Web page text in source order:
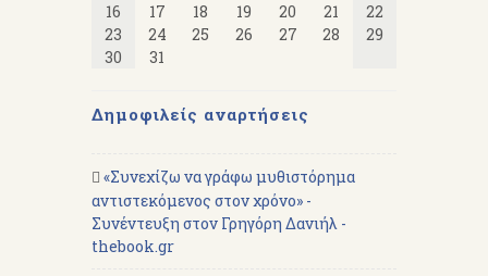
16
17 18 19 20 21
22
23
24 25 26 27 28
29
30
31
Δημοφιλείς αναρτήσεις
«Συνεχίζω να γράφω μυθιστόρημα
αντιστεκόμενος στον χρόνο» -
Συνέντευξη στον Γρηγόρη Δανιήλ -
thebook.gr